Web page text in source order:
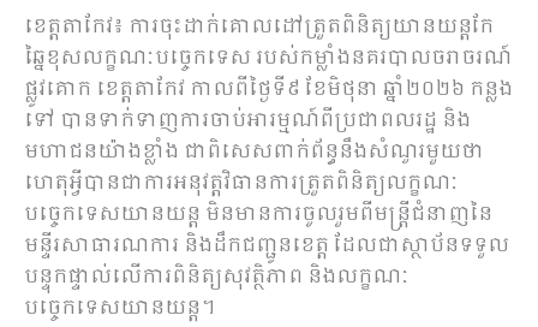
ខេត្តតាកែវ៖ ការចុះដាក់គោលដៅត្រួតពិនិត្យយានយន្តកែ
ឆ្នៃខុសលក្ខណៈបច្ចេកទេស របស់កម្លាំងនគរបាលចរាចរណ៍
ផ្លូវគោក ខេត្តតាកែវ កាលពីថ្ងៃទី៩ ខែមិថុនា ឆ្នាំ២០២៦ កន្លង
ទៅ បានទាក់ទាញការចាប់អារម្មណ៍ពីប្រជាពលរដ្ឋ និង
មហាជនយ៉ាងខ្លាំង ជាពិសេសពាក់ព័ន្ធនឹងសំណួរមួយថា
ហេតុអ្វីបានជាការអនុវត្តវិធានការត្រួតពិនិត្យលក្ខណៈ
បច្ចេកទេសយានយន្ត មិនមានការចូលរួមពីមន្ត្រីជំនាញនៃ
មន្ទីរសាធារណការ និងដឹកជញ្ជូនខេត្ត ដែលជាស្ថាប័នទទួល
បន្ទុកផ្ទាល់លើការពិនិត្យសុវត្ថិភាព និងលក្ខណៈ
បច្ចេកទេសយានយន្ត។